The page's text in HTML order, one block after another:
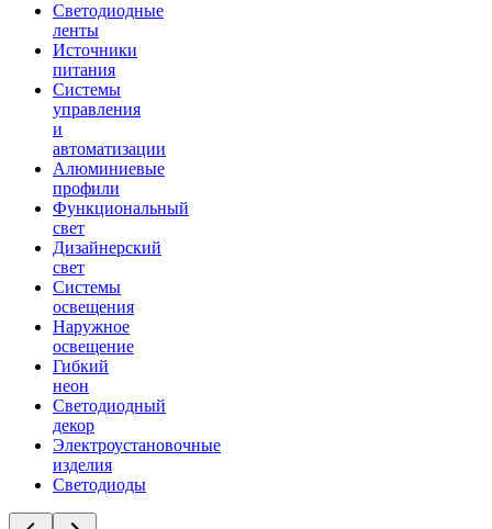
Светодиодные
ленты
Источники
питания
Системы
управления
и
автоматизации
Алюминиевые
профили
Функциональный
свет
Дизайнерский
свет
Системы
освещения
Наружное
освещение
Гибкий
неон
Светодиодный
декор
Электроустановочные
изделия
Светодиоды